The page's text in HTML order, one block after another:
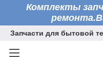
Комплекты
Запчасти для бытовой